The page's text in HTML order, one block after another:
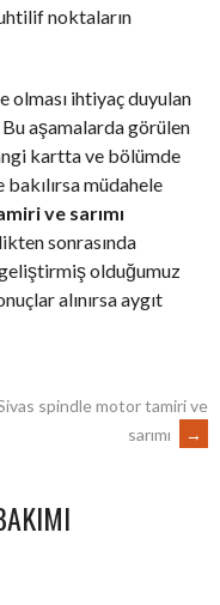
noktaların
olması ihtiyaç duyulan
aşamalarda görülen
kartta ve bölümde
müdahele
ve sarımı
sonrasında
olduğumuz
alınırsa aygıt
spindle motor tamiri ve
sarımı
→